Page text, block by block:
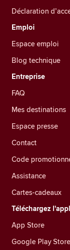
Déclaration
Emploi
Espace emploi
Blog technique
Entreprise
FAQ
Mes destinations
Espace presse
Contact
Code
Assistance
Cartes-cadeaux
Téléchargez
App Store
Google Play Store